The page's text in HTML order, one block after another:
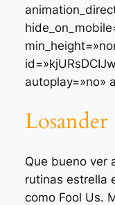
autoplay=»no»
Losander
Que bueno ver
rutinas estrella
como Fool Us.